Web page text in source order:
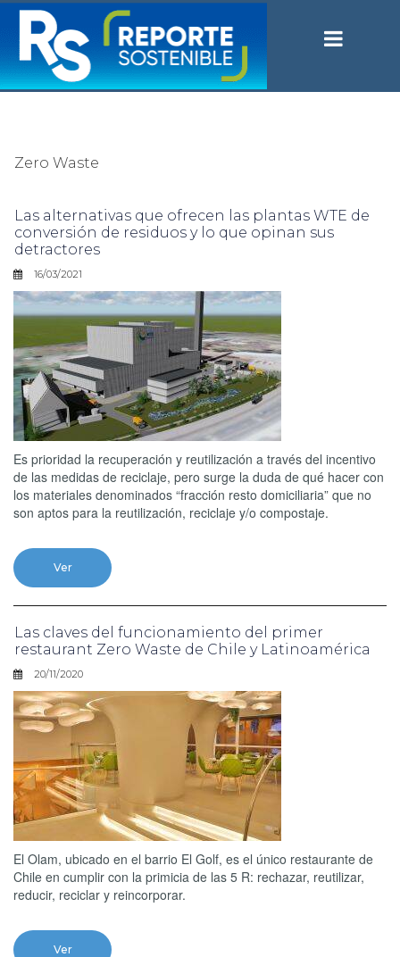
Zero Waste
Las alternativas que ofrecen las plantas WTE de
conversión de residuos y lo que opinan sus
detractores
16/03/2021
Es prioridad la recuperación y reutilización a través del incentivo
de las medidas de reciclaje, pero surge la duda de qué hacer con
los materiales denominados “fracción resto domiciliaria” que no
son aptos para la reutilización, reciclaje y/o compostaje.
Ver
Las claves del funcionamiento del primer
restaurant Zero Waste de Chile y Latinoamérica
20/11/2020
El Olam, ubicado en el barrio El Golf, es el único restaurante de
Chile en cumplir con la primicia de las 5 R: rechazar, reutilizar,
reducir, reciclar y reincorporar.
Ver